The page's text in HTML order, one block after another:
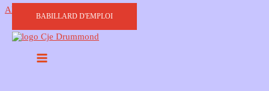
Aller au contenu
BABILLARD D'EMPLOI